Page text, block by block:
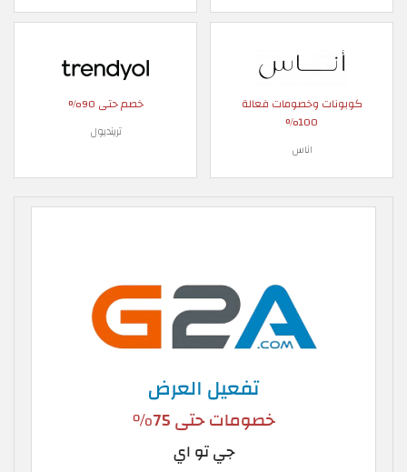
كوبونات وخصومات فعالة
100%
اناس
خصم حتى 90%
ترينديول